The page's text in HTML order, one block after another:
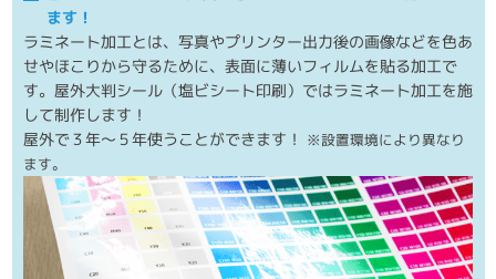
ます！
ラミネート加工とは、写真やプリンター出力後の画像などを色あ
せやほこりから守るために、表面に薄いフィルムを貼る加工で
す。屋外大判シール（塩ビシート印刷）ではラミネート加工を施
して制作します！
屋外で３年～５年使うことができます！ ※設置環境により異なり
ます。